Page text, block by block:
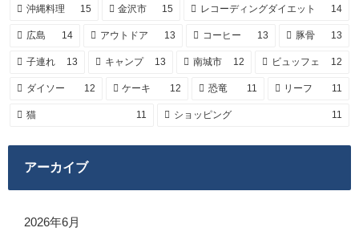
沖縄料理 15 金沢市 15 レコーディングダイエット 14
広島 14 アウトドア 13 コーヒー 13 豚骨 13
子連れ 13 キャンプ 13 南城市 12 ビュッフェ 12
ダイソー 12 ケーキ 12 恐竜 11 リーフ 11
猫 11 ショッピング 11
アーカイブ
2026年6月